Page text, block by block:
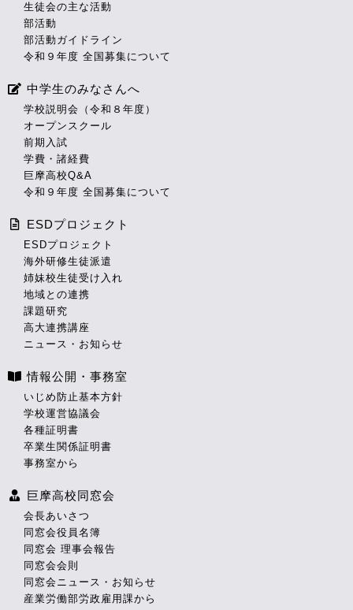
生徒会の主な活動
部活動
部活動ガイドライン
令和９年度 全国募集について
中学生のみなさんへ
学校説明会（令和８年度）
オープンスクール
前期入試
学費・諸経費
巨摩高校Q&A
令和９年度 全国募集について
ESDプロジェクト
ESDプロジェクト
海外研修生徒派遣
姉妹校生徒受け入れ
地域との連携
課題研究
高大連携講座
ニュース・お知らせ
情報公開・事務室
いじめ防止基本方針
学校運営協議会
各種証明書
卒業生関係証明書
事務室から
巨摩高校同窓会
会長あいさつ
同窓会役員名簿
同窓会 理事会報告
同窓会会則
同窓会ニュース・お知らせ
産業労働部労政雇用課から